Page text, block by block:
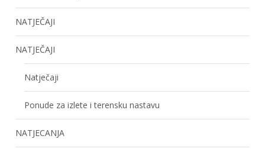
NATJEČAJI
NATJEČAJI
Natječaji
Ponude za izlete i terensku nastavu
NATJECANJA